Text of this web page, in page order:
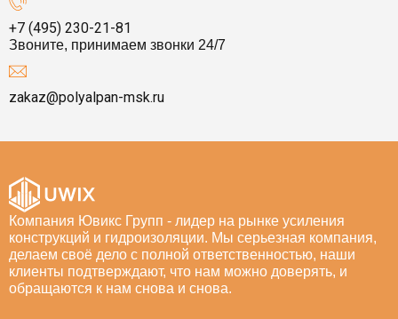
+7 (495) 230-21-81
Звоните, принимаем звонки 24/7
zakaz@polyalpan-msk.ru
Компания Ювикс Групп - лидер на рынке усиления
конструкций и гидроизоляции. Мы серьезная компания,
делаем своё дело с полной ответственностью, наши
клиенты подтверждают, что нам можно доверять, и
обращаются к нам снова и снова.